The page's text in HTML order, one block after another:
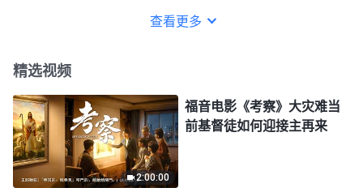
查看更多
精选视频
2:00:00
福音电影《考察》大灾难当
前基督徒如何迎接主再来